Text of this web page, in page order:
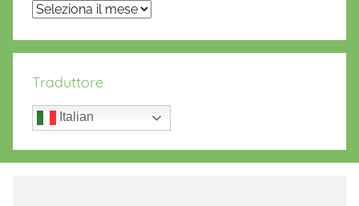
Archivi
Traduttore
Italian